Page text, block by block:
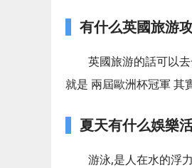
有什么英國旅游
英國旅游的話可以
就是 兩屆歐洲杯冠軍 其
夏天有什么娛樂
游泳,是人在水的浮